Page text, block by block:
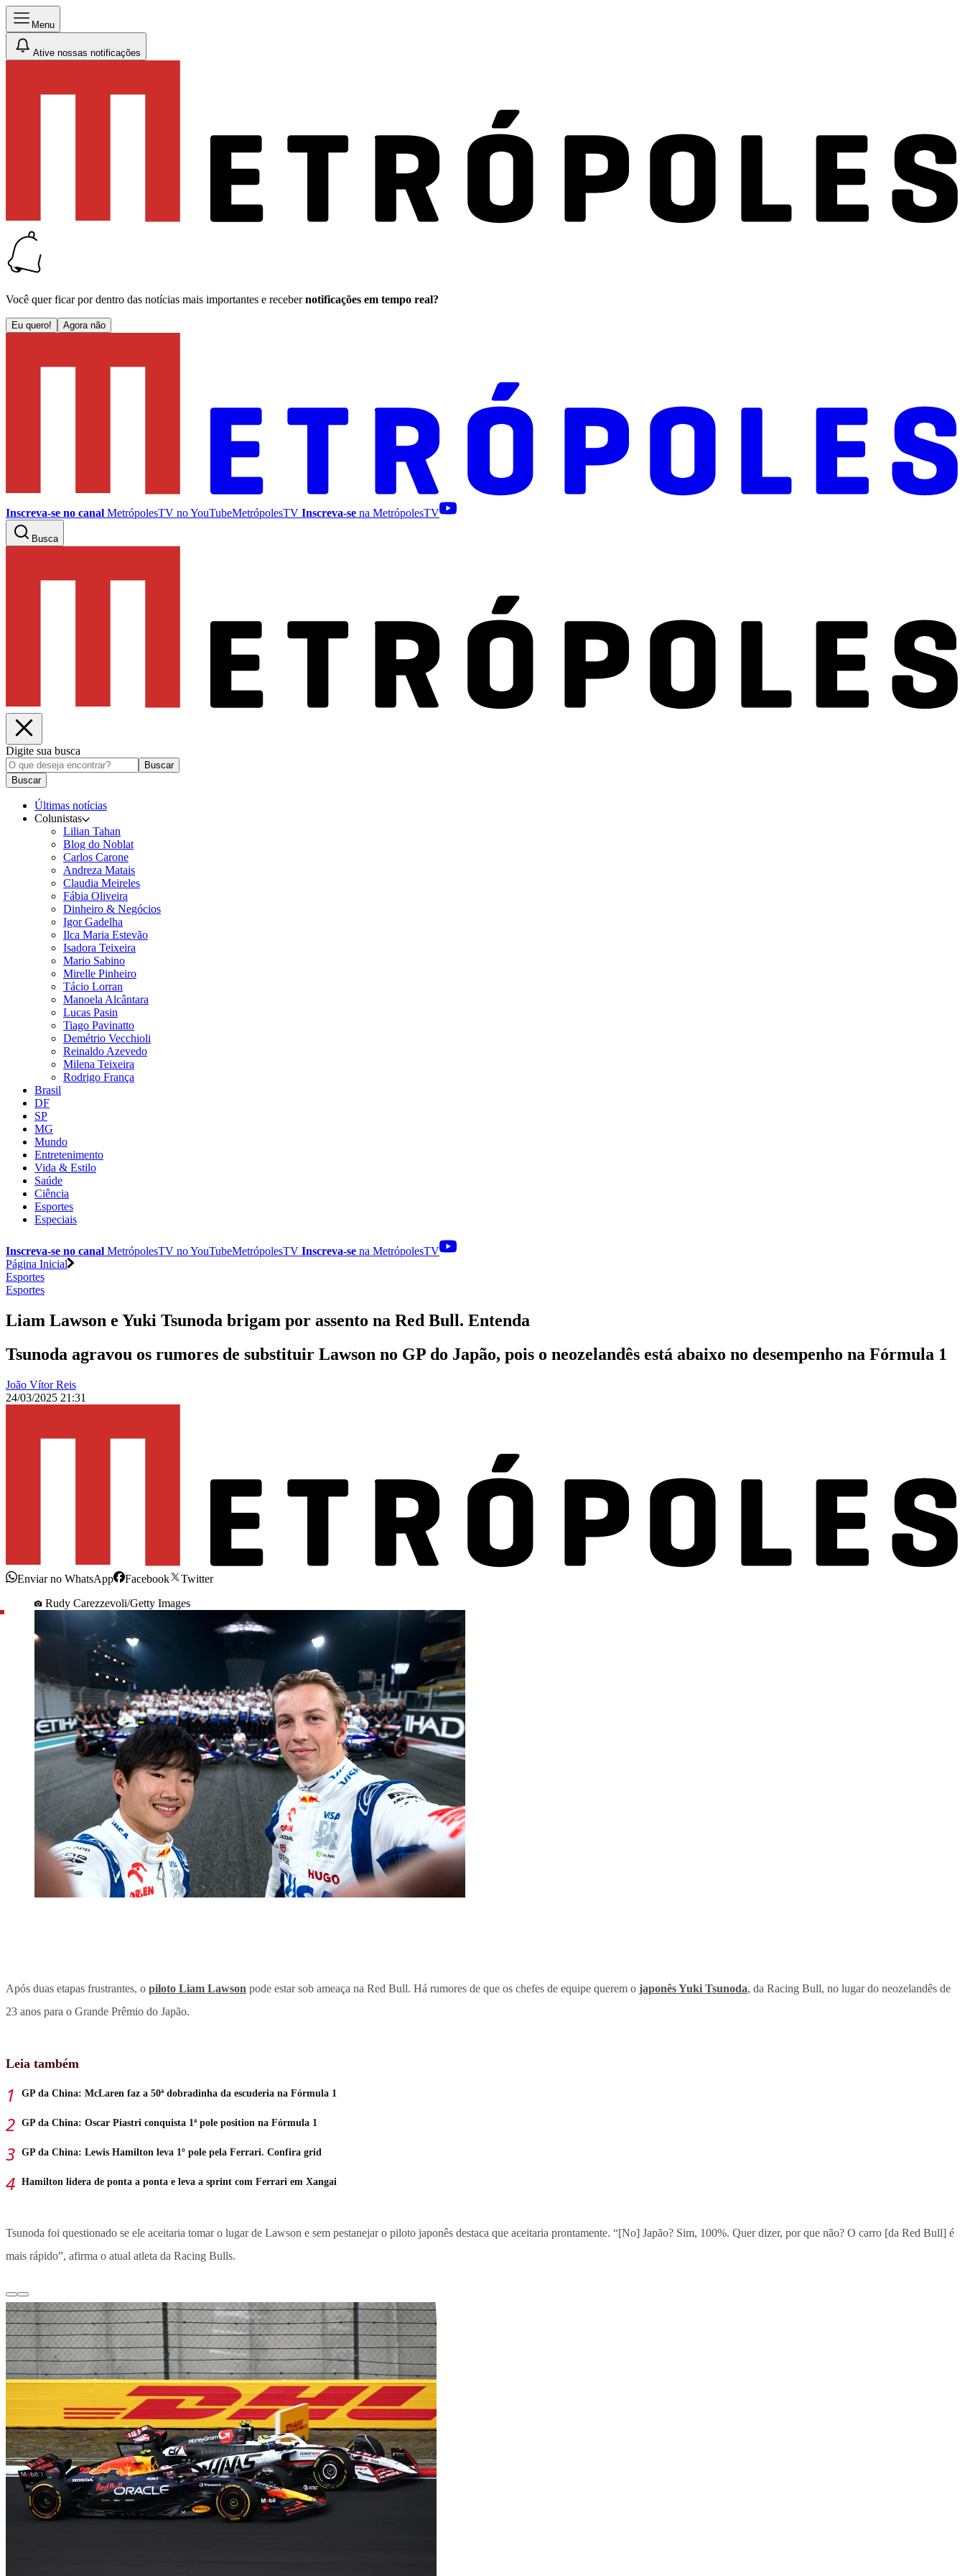
Menu
Ative nossas notificações
Você quer ficar por dentro das notícias mais importantes e receber notificações em tempo real?
Eu quero! Agora não
Inscreva-se no canal MetrópolesTV noYouTubeMetrópolesTV Inscreva-se na MetrópolesTV
Busca
Digite sua busca
Buscar
Buscar
Últimas notícias
Colunistas
Lilian Tahan
Blog do Noblat
Carlos Carone
Andreza Matais
Claudia Meireles
Fábia Oliveira
Dinheiro & Negócios
Igor Gadelha
Ilca Maria Estevão
Isadora Teixeira
Mario Sabino
Mirelle Pinheiro
Tácio Lorran
Manoela Alcântara
Lucas Pasin
Tiago Pavinatto
Demétrio Vecchioli
Reinaldo Azevedo
Milena Teixeira
Rodrigo França
Brasil
DF
SP
MG
Mundo
Entretenimento
Vida & Estilo
Saúde
Ciência
Esportes
Especiais
Inscreva-se no canal MetrópolesTV noYouTubeMetrópolesTV Inscreva-se na MetrópolesTV
Página Inicial
Esportes
Esportes
Liam Lawson e Yuki Tsunoda brigam por assento na Red Bull. Entenda
Tsunoda agravou os rumores de substituir Lawson no GP do Japão, pois o neozelandês está abaixo no desempenho na Fórmula 1
João Vítor Reis
24/03/2025 21:31
Enviar no WhatsApp Facebook
Twitter
Rudy Carezzevoli/Getty Images
Após duas etapas frustrantes, o piloto Liam Lawson pode estar sob ameaça na Red Bull. Há rumores de que os chefes de equipe querem o japonês Yuki Tsunoda, da Racing Bull, no lugar do neozelandês de
23 anos para o Grande Prêmio do Japão.
Leia também
GP da China: McLaren faz a 50ª dobradinha da escuderia na Fórmula 1
GP da China: Oscar Piastri conquista 1ª pole position na Fórmula 1
GP da China: Lewis Hamilton leva 1º pole pela Ferrari. Confira grid
Hamilton lidera de ponta a ponta e leva a sprint com Ferrari em Xangai
Tsunoda foi questionado se ele aceitaria tomar o lugar de Lawson e sem pestanejar o piloto japonês destaca que aceitaria prontamente. “[No] Japão? Sim, 100%. Quer dizer, por que não? O carro [da Red Bull] é
mais rápido”, afirma o atual atleta da Racing Bulls.